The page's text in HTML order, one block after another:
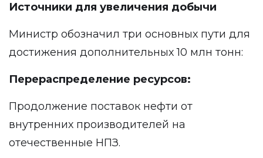
Источники для увеличения добычи
Министр обозначил три основных пути для
достижения дополнительных 10 млн тонн:
Перераспределение ресурсов:
Продолжение поставок нефти от
внутренних производителей на
отечественные НПЗ.